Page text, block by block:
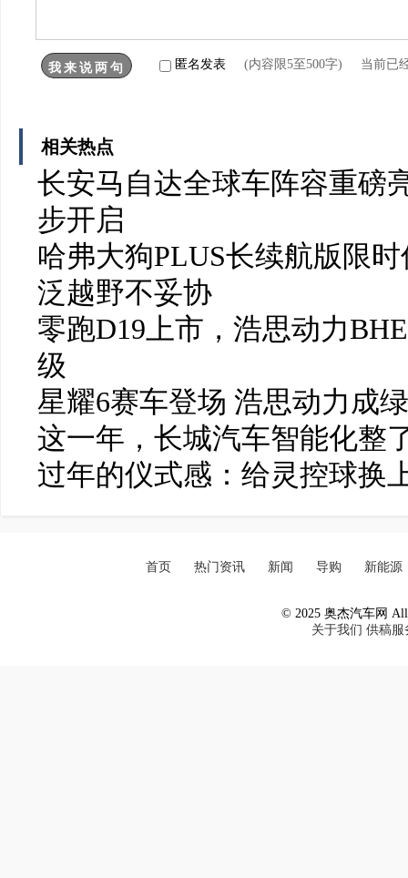
匿名发表 (内容限5至500字) 当前已
相关热点
长安马自达全球车阵容重磅
步开启
哈弗大狗PLUS长续航版限
泛越野不妥协
零跑D19上市，浩思动力
级
星耀6赛车登场 浩思动力成
这一年，长城汽车智能化整
过年的仪式感：给灵控球换
首页 热门资讯 新闻 导购 新能源
© 2025 奥杰汽车网 All
关于我们 供稿服